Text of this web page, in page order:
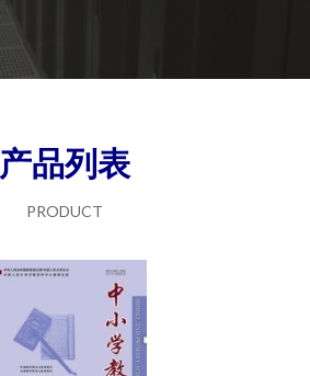
产品列表
PRODUCT